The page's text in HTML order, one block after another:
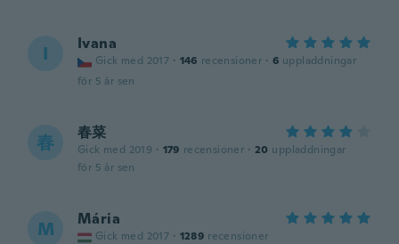
I Ivana
Gick med 2017 · 146 recensioner · 6 uppladdningar
för 5 år sen
春 春菜
Gick med 2019 · 179 recensioner · 20 uppladdningar
för 5 år sen
M Mária
Gick med 2017 · 1289 recensioner